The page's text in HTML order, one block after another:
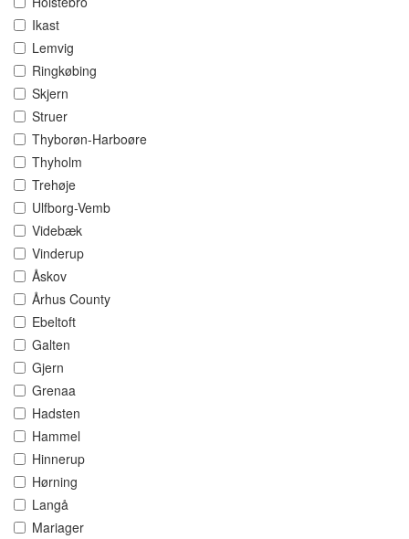
Ikast
Lemvig
Ringkøbing
Skjern
Struer
Thyborøn-Harboøre
Thyholm
Trehøje
Ulfborg-Vemb
Videbæk
Vinderup
Åskov
Århus County
Ebeltoft
Galten
Gjern
Grenaa
Hadsten
Hammel
Hinnerup
Hørning
Langå
Mariager